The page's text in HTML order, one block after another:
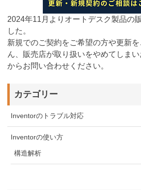
2024年11月よりオートデスク製品の
した。
新規でのご契約をご希望の方や更新
ん、販売店が取り扱いをやめてしま
からお問い合わせください。
カテゴリー
Inventorのトラブル対応
Inventorの使い方
構造解析